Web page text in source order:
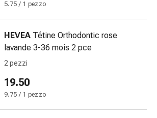
5.75 / 1 pezzo
HEVEA Tétine Orthodontic rose
lavande 3-36 mois 2 pce
2 pezzi
19.50
9.75 / 1 pezzo